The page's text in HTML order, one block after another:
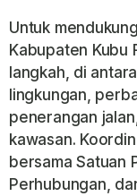
Untuk
Kabupaten Kubu
langkah, di
lingkungan,
penerangan
kawasan.
bersama Satuan
Perhubungan,